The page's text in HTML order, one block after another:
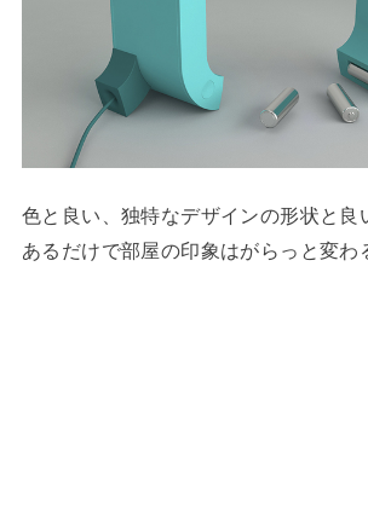
色と良い、独特なデザインの形状と良
あるだけで部屋の印象はがらっと変わ